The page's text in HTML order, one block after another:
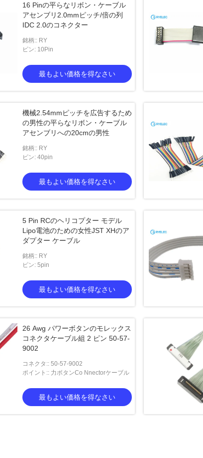
16 Pinの平らなリボン・ケーブル
アセンブリ2.0mmピッチ/倍の列
IDC 2.0のコネクター
銘柄:: RY
ピン: 10Pin
最もよい価格を得なさい
機械2.54mmピッチを広告するため
の男性の平らなリボン・ケーブル
アセンブリへの20cmの男性
銘柄:: RY
ピン: 40pin
最もよい価格を得なさい
5 Pin RCのヘリコプター モデル
Lipo電池のための女性JST XHのア
ダプター ケーブル
銘柄:: RY
ピン: 5pin
最もよい価格を得なさい
26 Awg パワーボタンのモレックス
コネクタケーブル組 2 ピン 50-57-
9002
コネクタ:: 50-57-9002
ポイント:: 力ボタンCo Nnectorケーブル
最もよい価格を得なさい